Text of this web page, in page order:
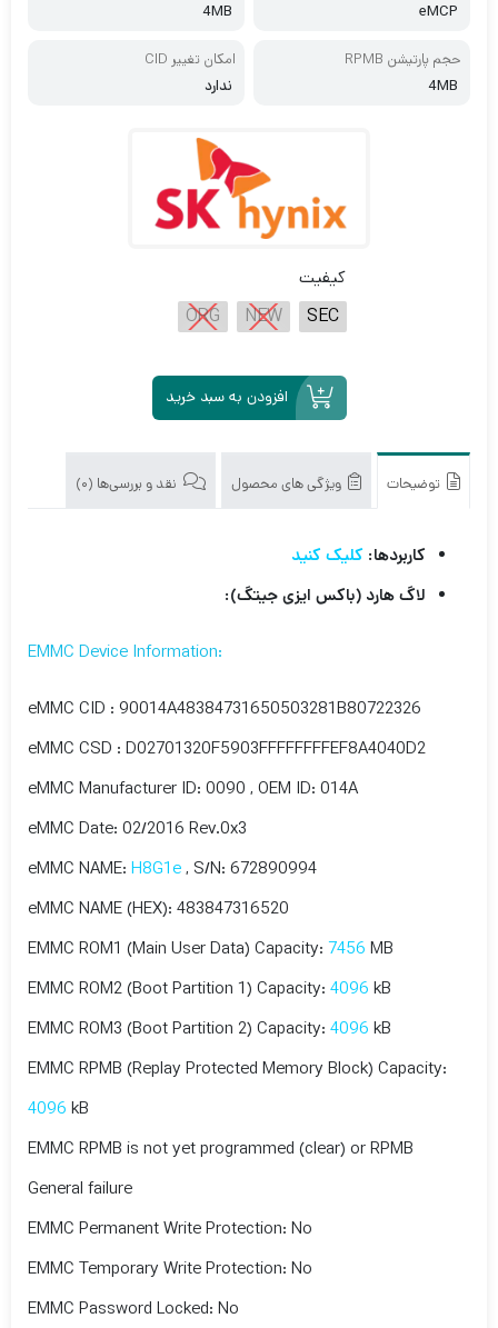
eMCP
4MB
حجم پارتیشن RPMB
4MB
امکان تغییر CID
ندارد
کیفیت
SEC
NEW
ORG
افزودن به سبد خرید
توضیحات ویژگی های محصول نقد و بررسی‌ها (0)
کاربردها: کلیک کنید
لاگ هارد (باکس ایزی جیتگ):
:EMMC Device Information
eMMC CID : 90014A48384731650503281B80722326
eMMC CSD : D02701320F5903FFFFFFFFEF8A4040D2
eMMC Manufacturer ID: 0090 , OEM ID: 014A
eMMC Date: 02/2016 Rev.0x3
eMMC NAME: H8G1e, S/N: 672890994
eMMC NAME (HEX): 483847316520
EMMC ROM1 (Main User Data) Capacity: 7456 MB
EMMC ROM2 (Boot Partition 1) Capacity: 4096 kB
EMMC ROM3 (Boot Partition 2) Capacity: 4096 kB
EMMC RPMB (Replay Protected Memory Block) Capacity:
4096 kB
EMMC RPMB is not yet programmed (clear) or RPMB
General failure
EMMC Permanent Write Protection: No
EMMC Temporary Write Protection: No
EMMC Password Locked: No